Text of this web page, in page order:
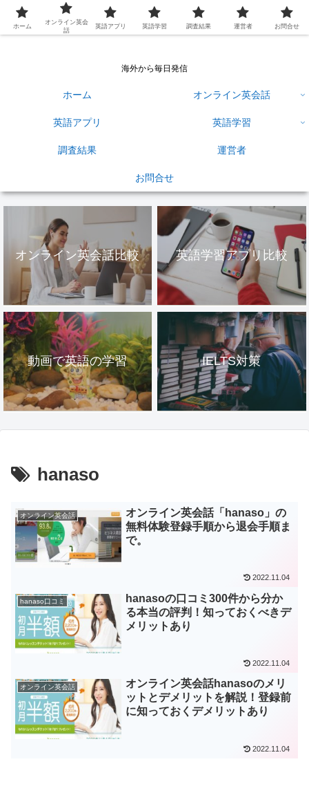
英語学習ひろば
海外から毎日発信
ホーム オンライン英会話
英語アプリ 英語学習
調査結果 運営者
お問合せ
オンライン英会話比較 英語学習アプリ比較
動画で英語の学習 IELTS対策
hanaso
オンライン英会話
オンライン英会話「hanaso」の
無料体験登録手順から退会手順ま
で。
2022.11.04
hanaso口コミ
hanasoの口コミ300件から分か
る本当の評判！知っておくべきデ
メリットあり
2022.11.04
オンライン英会話
オンライン英会話hanasoのメリ
ットとデメリットを解説！登録前
に知っておくデメリットあり
2022.11.04
ホーム
オンライン英会
話
英語アプリ 英語学習 調査結果 運営者 お問合せ